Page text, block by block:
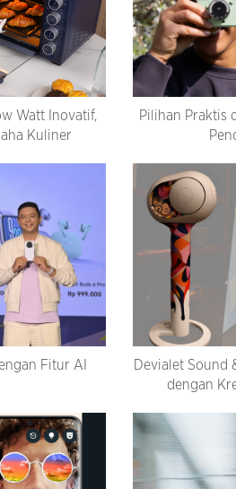
Watt Inovatif,
Kuliner
Pilihan Praktis
Fitur AI
Devialet Sound
dengan